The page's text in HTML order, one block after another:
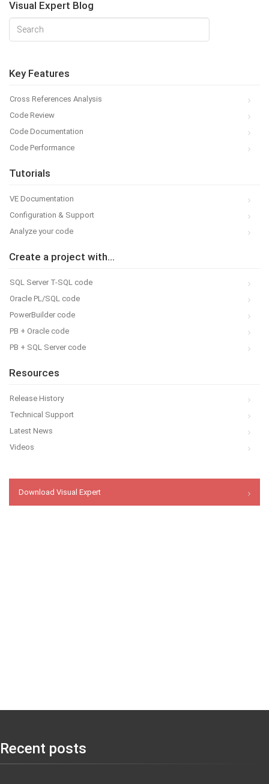
Visual Expert Blog
Key Features
Cross References Analysis
Code Review
Code Documentation
Code Performance
Tutorials
VE Documentation
Configuration & Support
Analyze your code
Create a project with...
SQL Server T-SQL code
Oracle PL/SQL code
PowerBuilder code
PB + Oracle code
PB + SQL Server code
Resources
Release History
Technical Support
Latest News
Videos
Download Visual Expert
Recent posts